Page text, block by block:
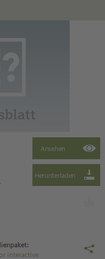
interactive